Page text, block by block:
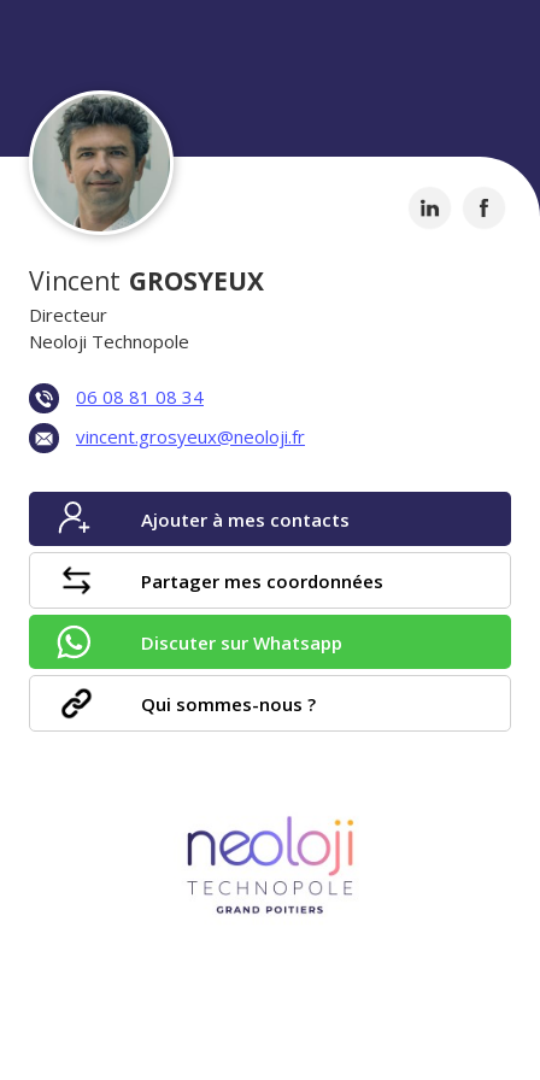
Vincent GROSYEUX
Directeur
Neoloji Technopole
06 08 81 08 34
vincent.grosyeux@neoloji.fr
Ajouter à mes contacts
Partager mes coordonnées
Discuter sur Whatsapp
Qui sommes-nous ?